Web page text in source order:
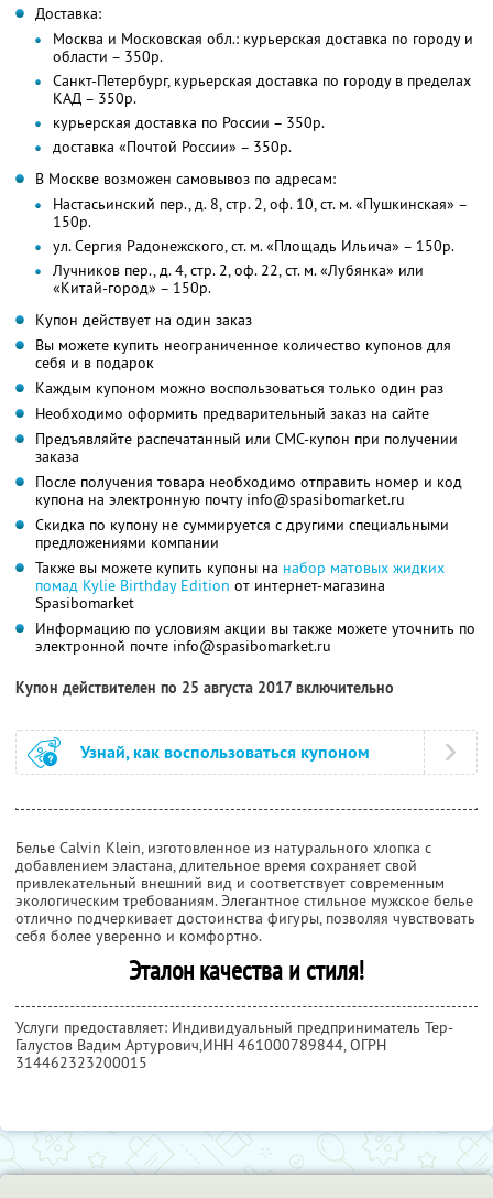
Доставка:
Москва и Московская обл.: курьерская доставка по городу и
области – 350р.
Санкт-Петербург, курьерская доставка по городу в пределах
КАД – 350р.
курьерская доставка по России – 350р.
доставка «Почтой России» – 350р.
В Москве возможен самовывоз по адресам:
Настасьинский пер., д. 8, стр. 2, оф. 10, ст. м. «Пушкинская» –
150р.
ул. Сергия Радонежского, ст. м. «Площадь Ильича» – 150р.
Лучников пер., д. 4, стр. 2, оф. 22, ст. м. «Лубянка» или
«Китай-город» – 150р.
Купон действует на один заказ
Вы можете купить неограниченное количество купонов для
себя и в подарок
Каждым купоном можно воспользоваться только один раз
Необходимо оформить предварительный заказ на сайте
Предъявляйте распечатанный или СМС-купон при получении
заказа
После получения товара необходимо отправить номер и код
купона на электронную почту info@spasibomarket.ru
Скидка по купону не суммируется с другими специальными
предложениями компании
Также вы можете купить купоны на набор матовых жидких
помад Kylie Birthday Edition от интернет-магазина
Spasibomarket
Информацию по условиям акции вы также можете уточнить по
электронной почте info@spasibomarket.ru
Купон действителен по 25 августа 2017 включительно
Узнай, как воспользоваться купоном
Белье Calvin Klein, изготовленное из натурального хлопка с
добавлением эластана, длительное время сохраняет свой
привлекательный внешний вид и соответствует современным
экологическим требованиям. Элегантное стильное мужское белье
отлично подчеркивает достоинства фигуры, позволяя чувствовать
себя более уверенно и комфортно.
Эталон качества и стиля!
Услуги предоставляет: Индивидуальный предприниматель Тер-
Галустов Вадим Артурович,ИНН 461000789844, ОГРН
314462323200015